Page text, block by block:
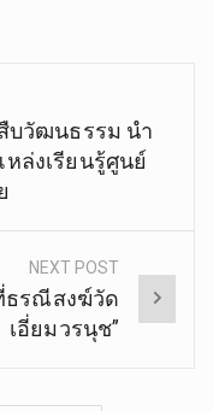
บวัฒนธรรม นำ
ล่งเรียนรู้ศูนย์
NEXT POST
ธรณีสงฆ์วัด
เอี่ยมวรนุช”